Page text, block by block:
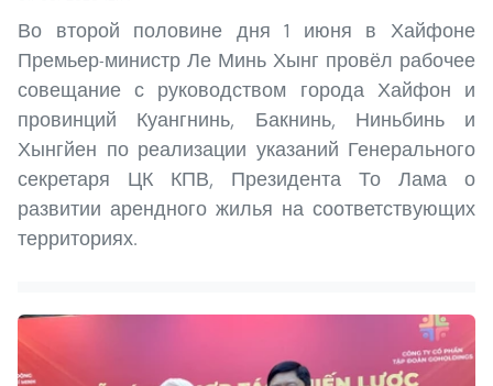
Во второй половине дня 1 июня в Хайфоне
Премьер-министр Ле Минь Хынг провёл рабочее
совещание с руководством города Хайфон и
провинций Куангнинь, Бакнинь, Ниньбинь и
Хынгйен по реализации указаний Генерального
секретаря ЦК КПВ, Президента То Лама о
развитии арендного жилья на соответствующих
территориях.